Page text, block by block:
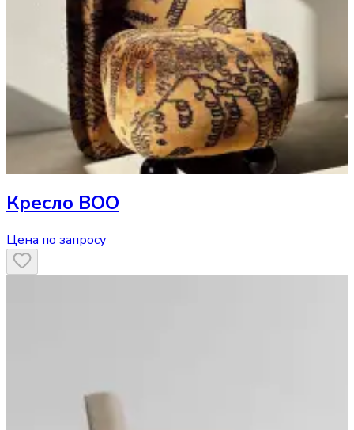
Кресло BOO
Цена по запросу